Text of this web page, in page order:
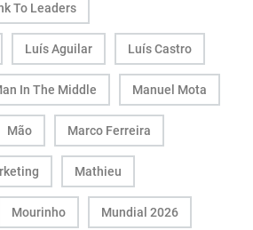
To Leaders
Luís Aguilar Luís Castro
In The Middle Manuel Mota
Mão Marco Ferreira
Mathieu
Mourinho Mundial 2026